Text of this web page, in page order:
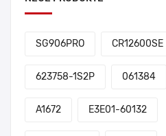
SG906PRO CR12600SE
623758-1S2P 061384
A1672 E3E01-60132